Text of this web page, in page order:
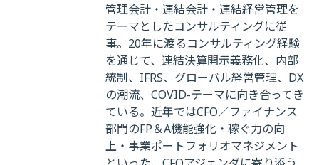
管理会計・連結会計・連結経営管理を
テーマとしたコンサルティングに従
事。20年に渡るコンサルティング経験
を通じて、連結決算開示義務化、内部
統制、IFRS、グローバル経営管理、DX
の潮流、COVID-テーマに向き合ってき
ている。近年ではCFO／ファイナンス
部門のFP＆A機能強化・稼ぐ力の向
上・事業ポートフォリオマネジメント